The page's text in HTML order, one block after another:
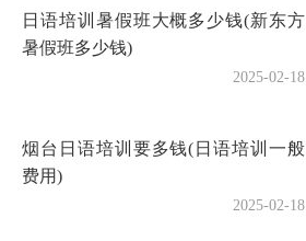
日语培训暑假班大概多少钱(新东方
暑假班多少钱)
2025-02-18
烟台日语培训要多钱(日语培训一般
费用)
2025-02-18